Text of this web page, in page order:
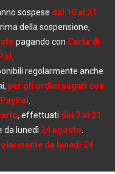
sospese dal 10 al 21
della sospensione,
pagando con Carta di
regolarmente anche
per gli ordini pagati con
, effettuati dal 7 al 21
da lunedì 24 agosto
da lunedì 24